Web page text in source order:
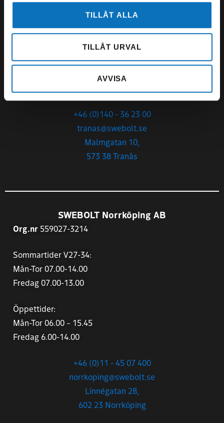
TILLÅT ALLA
TILLÅT URVAL
AVVISA
Sommartider V28-33:
Mån-Fre 07.00-14.00
Öppettider:
+46 (0)140 - 36 23 00
tranas@swebolt.se
Malmgatan 10,
573 38 Tranås
SWEBOLT Norrköping AB
Org.nr 559027-3214
Sommartider V27-34:
Mån-Tor 07.00-14.00
Fredag 07.00-13.00
Öppettider:
Mån-Tor 06.00 – 15.45
Fredag 6.00-14.00
+46 (0)11 - 45 07 400
norrkoping@swebolt.se
Linnégatan 28,
602 23 Norrköping